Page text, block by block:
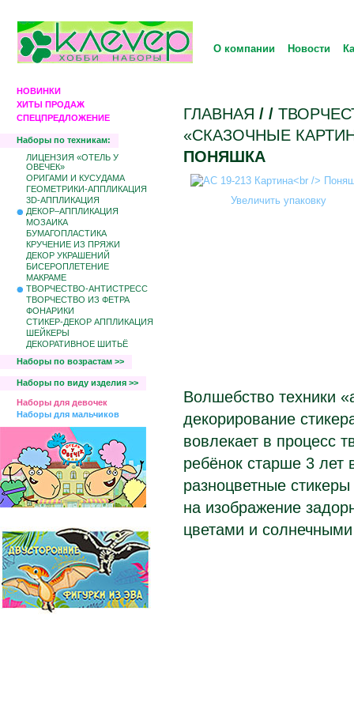
О компании Новости
НОВИНКИ
ХИТЫ ПРОДАЖ
СПЕЦПРЕДЛОЖЕНИЕ
Наборы по техникам:
ЛИЦЕНЗИЯ «ОТЕЛЬ У
ОВЕЧЕК»
ОРИГАМИ И КУСУДАМА
ГЕОМЕТРИКИ-АППЛИКАЦИЯ
3D-АППЛИКАЦИЯ
ДЕКОР–АППЛИКАЦИЯ
МОЗАИКА
БУМАГОПЛАСТИКА
КРУЧЕНИЕ ИЗ ПРЯЖИ
ДЕКОР УКРАШЕНИЙ
БИCЕРОПЛЕТЕНИЕ
МАКРАМЕ
ТВОРЧЕСТВО-АНТИСТРЕСС
ТВОРЧЕСТВО ИЗ ФЕТРА
ФОНАРИКИ
СТИКЕР-ДЕКОР АППЛИКАЦИЯ
ШЕЙКЕРЫ
ДЕКОРАТИВНОЕ ШИТЬЁ
Наборы по возрастам >>
Наборы по виду изделия >>
Наборы для девочек
Наборы для мальчиков
ГЛАВНАЯ / /
«СКАЗОЧНЫЕ
ПОНЯШКА
Увеличить упаковку
Волшебство техники
декорирование
вовлекает в процесс
ребёнок старше 3 лет
разноцветные
на изображение
цветами и